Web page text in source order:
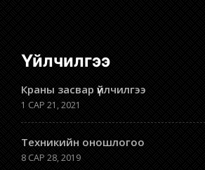
Үйлчилгээ
Краны засвар үйлчилгээ
1 САР 21, 2021
Техникийн оношлогоо
8 САР 28, 2019